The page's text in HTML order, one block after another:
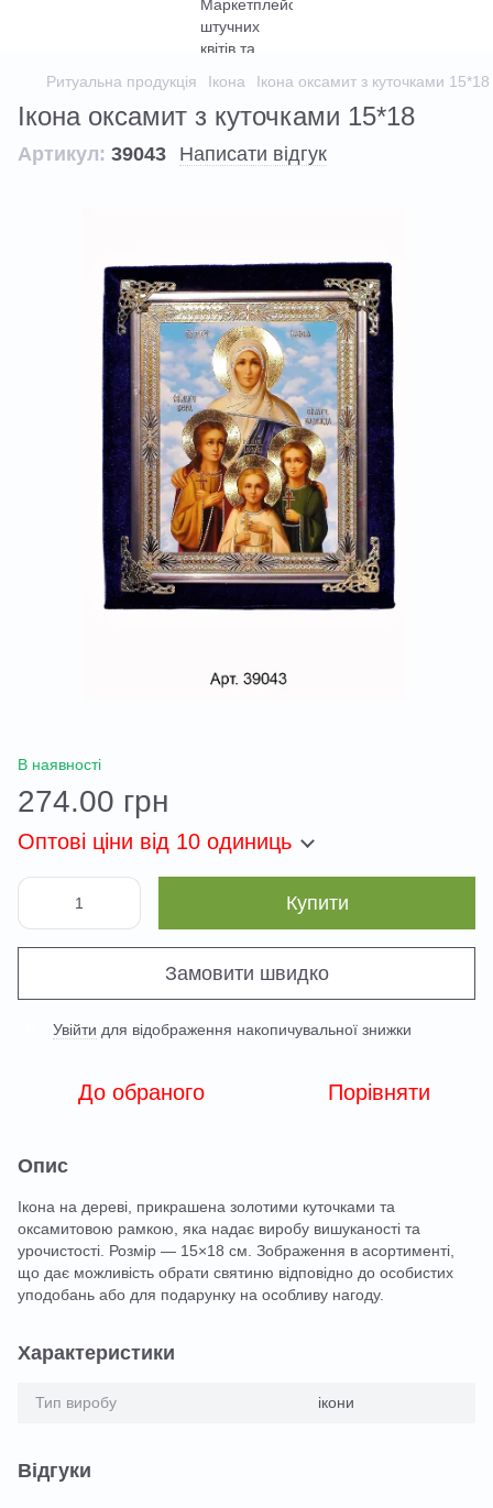
Ритуальна продукція Ікона Ікона оксамит з куточками 15*18
Ікона оксамит з куточками 15*18
Артикул: 39043 Написати відгук
В наявності
274.00 грн
Оптові ціни від 10 одиниць
Купити
Замовити швидко
Увійти для відображення накопичувальної знижки
До обраного Порівняти
Опис
Ікона на дереві, прикрашена золотими куточками та
оксамитовою рамкою, яка надає виробу вишуканості та
урочистості. Розмір — 15×18 см. Зображення в асортименті,
що дає можливість обрати святиню відповідно до особистих
уподобань або для подарунку на особливу нагоду.
Характеристики
Тип виробу ікони
Відгуки